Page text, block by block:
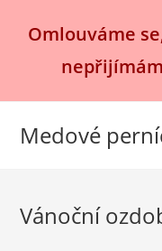
Omlouváme
Medové
Vánoční